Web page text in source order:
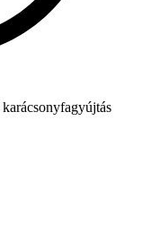
karácsonyfagyújtás